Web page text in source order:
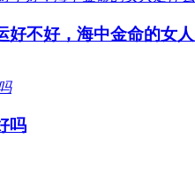
好不好，海中金命的女
吗